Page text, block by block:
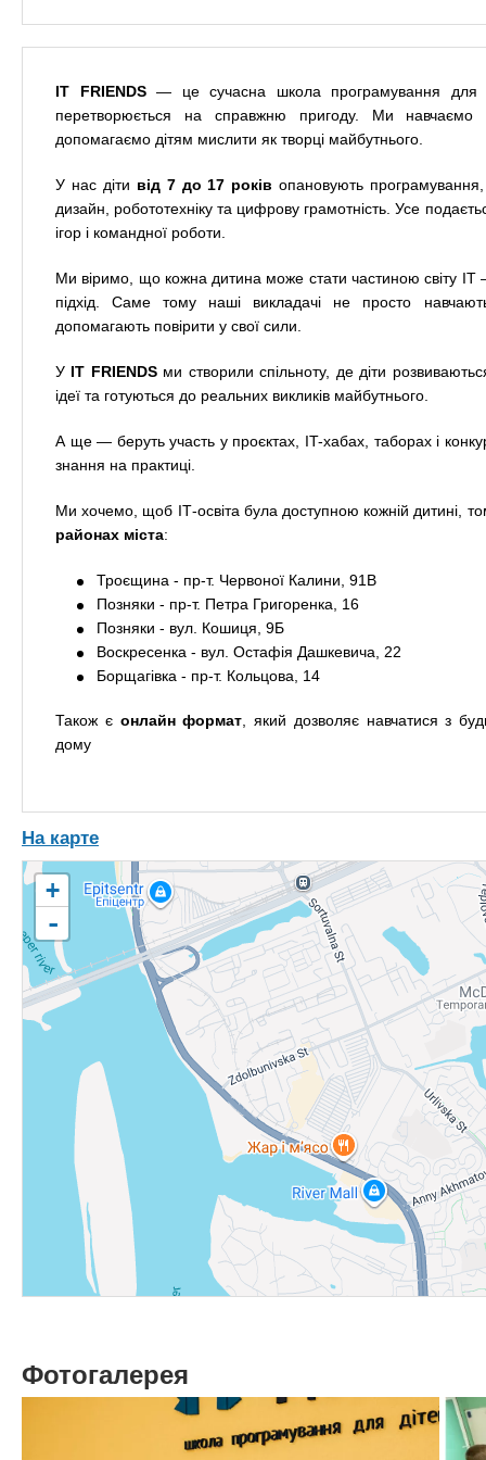
n
t
n
o
х
з
IT FRIENDS— це сучасна школа програмування для
перетворюється на справжню пригоду. Ми
допомагаємо дітям мислити як творці майбутнього.
У нас діти від 7 до 17 років опановують програмування,
дизайн, робототехніку та цифрову грамотність. Усе
ігор і командної роботи.
Ми віримо, що кожна дитина може стати частиною світу
підхід. Саме тому наші викладачі не просто
допомагають повірити у свої сили.
У IT FRIENDSми створили спільноту, де діти
ідеї та готуються до реальних викликів майбутнього.
А ще — беруть участь у проєктах, IT-хабах, таборах і
знання на практиці.
Ми хочемо, щоб ІТ-освіта була доступною кожній дитині,
районах міста:
Троєщина - пр-т. Червоної Калини, 91В
Позняки - пр-т. Петра Григоренка, 16
Позняки - вул. Кошиця, 9Б
Воскресенка - вул. Остафія Дашкевича, 22
Борщагівка - пр-т. Кольцова, 14
Також є онлайн формат , який дозволяє навчатися з
дому
На карте
+
-
Фотогалерея